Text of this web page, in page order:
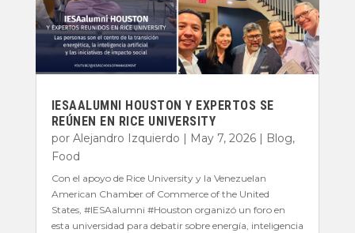
IESAALUMNI HOUSTON Y EXPERTOS SE
REÚNEN EN RICE UNIVERSITY
por Alejandro Izquierdo | May 7, 2026| Blog,
Food
Con el apoyo de Rice University y la Venezuelan
American Chamber of Commerce of the United
States, #IESAalumni #Houston organizó un foro en
esta universidad para debatir sobre energía, inteligencia